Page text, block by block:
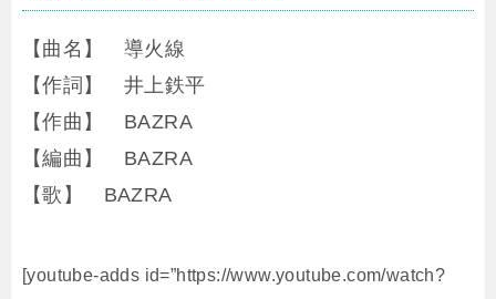
【曲名】 導火線
【作詞】 井上鉄平
【作曲】 BAZRA
【編曲】 BAZRA
【歌】 BAZRA
[youtube-adds id=”https://www.youtube.com/watch?